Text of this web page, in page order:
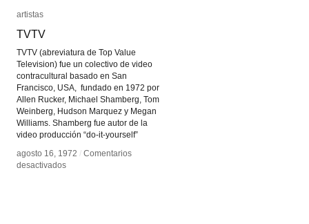
artistas
TVTV
TVTV (abreviatura de Top Value
Television) fue un colectivo de video
contracultural basado en San
Francisco, USA, fundado en 1972 por
Allen Rucker, Michael Shamberg, Tom
Weinberg, Hudson Marquez y Megan
Williams. Shamberg fue autor de la
video producción “do-it-yourself”
agosto 16, 1972 / Comentarios
desactivadosen
artistas
TVTV
agosto 16, 1972 / Comentarios
desactivadosen